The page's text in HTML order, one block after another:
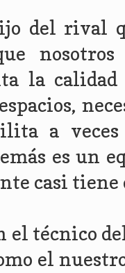
del rival
la
a
es un
casi
técnico
el